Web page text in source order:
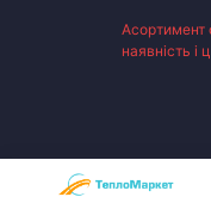
Асортимент
наявність